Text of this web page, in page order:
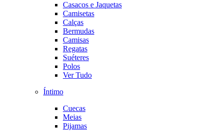
Casacos e Jaquetas
Camisetas
Calças
Bermudas
Camisas
Regatas
Suéteres
Polos
Ver Tudo
Íntimo
Cuecas
Meias
Pijamas